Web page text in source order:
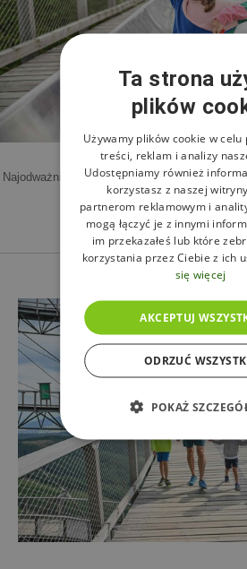
Najodważniejsi mogą skorzystać ze
kilkoma pochyłymi
Ta strona
plików
Używamy plików cookie w
treści, reklam i analizy
Udostępniamy również
korzystasz z naszej
partnerom reklamowym i
mogą łączyć je z innymi
im przekazałeś lub które
korzystania przez Ciebie z ich
się więcej
AKCEPTUJ
ODRZUĆ
POKAŻ